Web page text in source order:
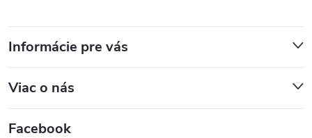
Informácie pre vás
Viac o nás
Facebook